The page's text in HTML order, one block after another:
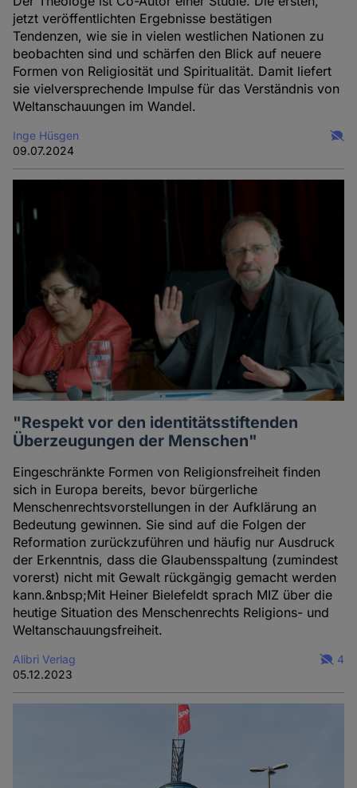
jetzt veröffentlichten Ergebnisse bestätigen
Tendenzen, wie sie in vielen westlichen Nationen zu
beobachten sind und schärfen den Blick auf neuere
Formen von Religiosität und Spiritualität. Damit liefert
sie vielversprechende Impulse für das Verständnis von
Weltanschauungen im Wandel.
Inge Hüsgen
09.07.2024
"Respekt vor den identitätsstiftenden
Überzeugungen der Menschen"
Eingeschränkte Formen von Religionsfreiheit finden
sich in Europa bereits, bevor bürgerliche
Menschenrechtsvorstellungen in der Aufklärung an
Bedeutung gewinnen. Sie sind auf die Folgen der
Reformation zurückzuführen und häufig nur Ausdruck
der Erkenntnis, dass die Glaubensspaltung (zumindest
vorerst) nicht mit Gewalt rückgängig gemacht werden
kann.&nbsp;Mit Heiner Bielefeldt sprach MIZ über die
heutige Situation des Menschenrechts Religions- und
Weltanschauungsfreiheit.
Alibri Verlag
05.12.2023
4